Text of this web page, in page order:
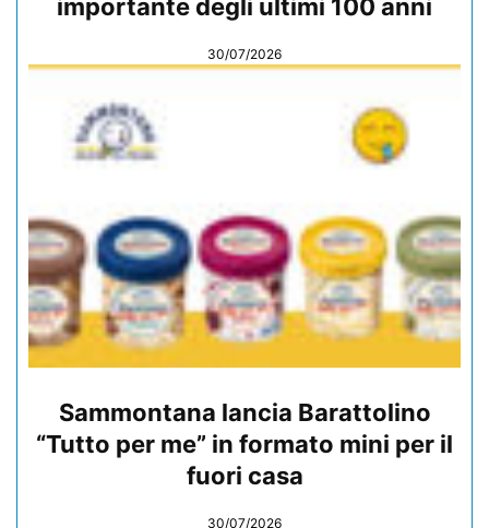
importante degli ultimi 100 anni
30/07/2026
Sammontana lancia Barattolino
“Tutto per me” in formato mini per il
fuori casa
30/07/2026